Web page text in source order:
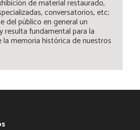
de material restaurado,
conversatorios, etc;
del público en general un
resulta fundamental para la
memoria histórica de nuestros